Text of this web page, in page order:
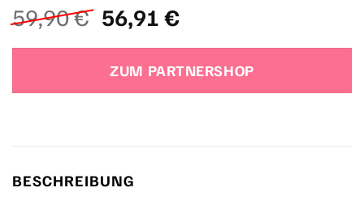
59,90€ Ursprünglicher
Preis
war:
59,90 €
56,91€Aktueller
ist:
56,91 €.
ZUM PARTNERSHOP
BESCHREIBUNG